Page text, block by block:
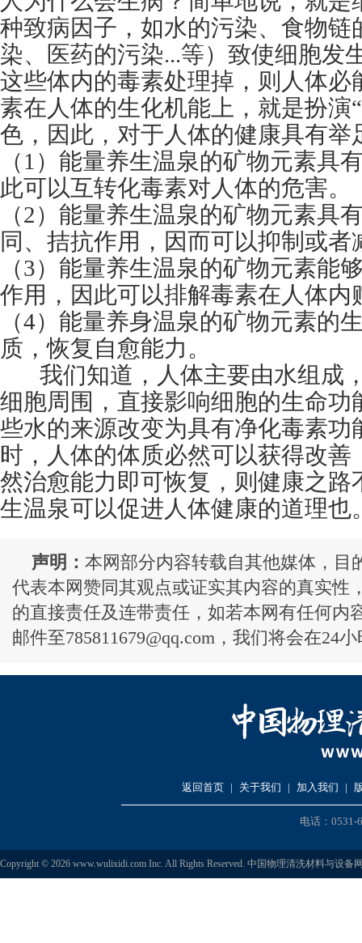
种致病因子，如水的污染、食物链
染、医药的污染...等）致使细胞发
这些体内的毒素处理掉，则人体必
素在人体的生化机能上，就是扮演
色，因此，对于人体的健康具有举
（1）能量养生温泉的矿物元素具
此可以互转化毒素对人体的危害。
（2）能量养生温泉的矿物元素具
同、拮抗作用，因而可以抑制或者
（3）能量养生温泉的矿物元素能
作用，因此可以排解毒素在人体内
（4）能量养身温泉的矿物元素的
质，恢复自愈能力。
我们知道，人体主要由水组成
细胞周围，直接影响细胞的生命功
些水的来源改变为具有净化毒素功
时，人体的体质必然可以获得改善
然治愈能力即可恢复，则健康之路
生温泉可以促进人体健康的道理也
声明： 本网部分内容转载自其他媒体，目
代表本网赞同其观点或证实其内容的真实性
的直接责任及连带责任，如若本网有任何内
邮件至785811679@qq.com，我们将会在24
返回首页 | 关于我们 | 加入我们 |
电话：
Copyright © 2026 www.wulixidi.com Inc. All Rights Reserved. 中国物理清洗材料与设